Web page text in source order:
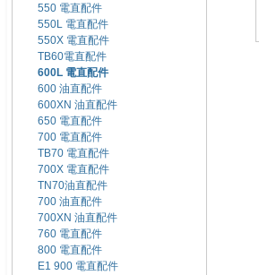
550 電直配件
550L 電直配件
550X 電直配件
TB60電直配件
600L 電直配件
600 油直配件
600XN 油直配件
650 電直配件
700 電直配件
TB70 電直配件
700X 電直配件
TN70油直配件
700 油直配件
700XN 油直配件
760 電直配件
800 電直配件
E1 900 電直配件